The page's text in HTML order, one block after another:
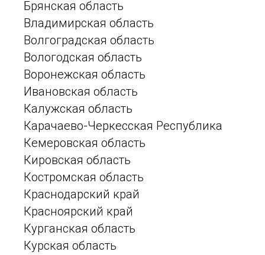
Брянская область
Владимирская область
Волгоградская область
Вологодская область
Воронежская область
Ивановская область
Калужская область
Карачаево-Черкесская Республика
Кемеровская область
Кировская область
Костромская область
Краснодарский край
Красноярский край
Курганская область
Курская область